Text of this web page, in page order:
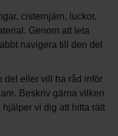
cisternjärn, luckor,
Genom att leta
navigera till den del
del eller vill ha råd inför
Beskriv gärna vilken
vi dig att hitta rätt